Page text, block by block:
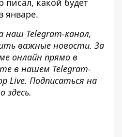
писал, какой будет
январе.
наш Telegram-канал,
важные новости. За
онлайн прямо в
в нашем Telegram-
Live. Подписаться на
здесь.